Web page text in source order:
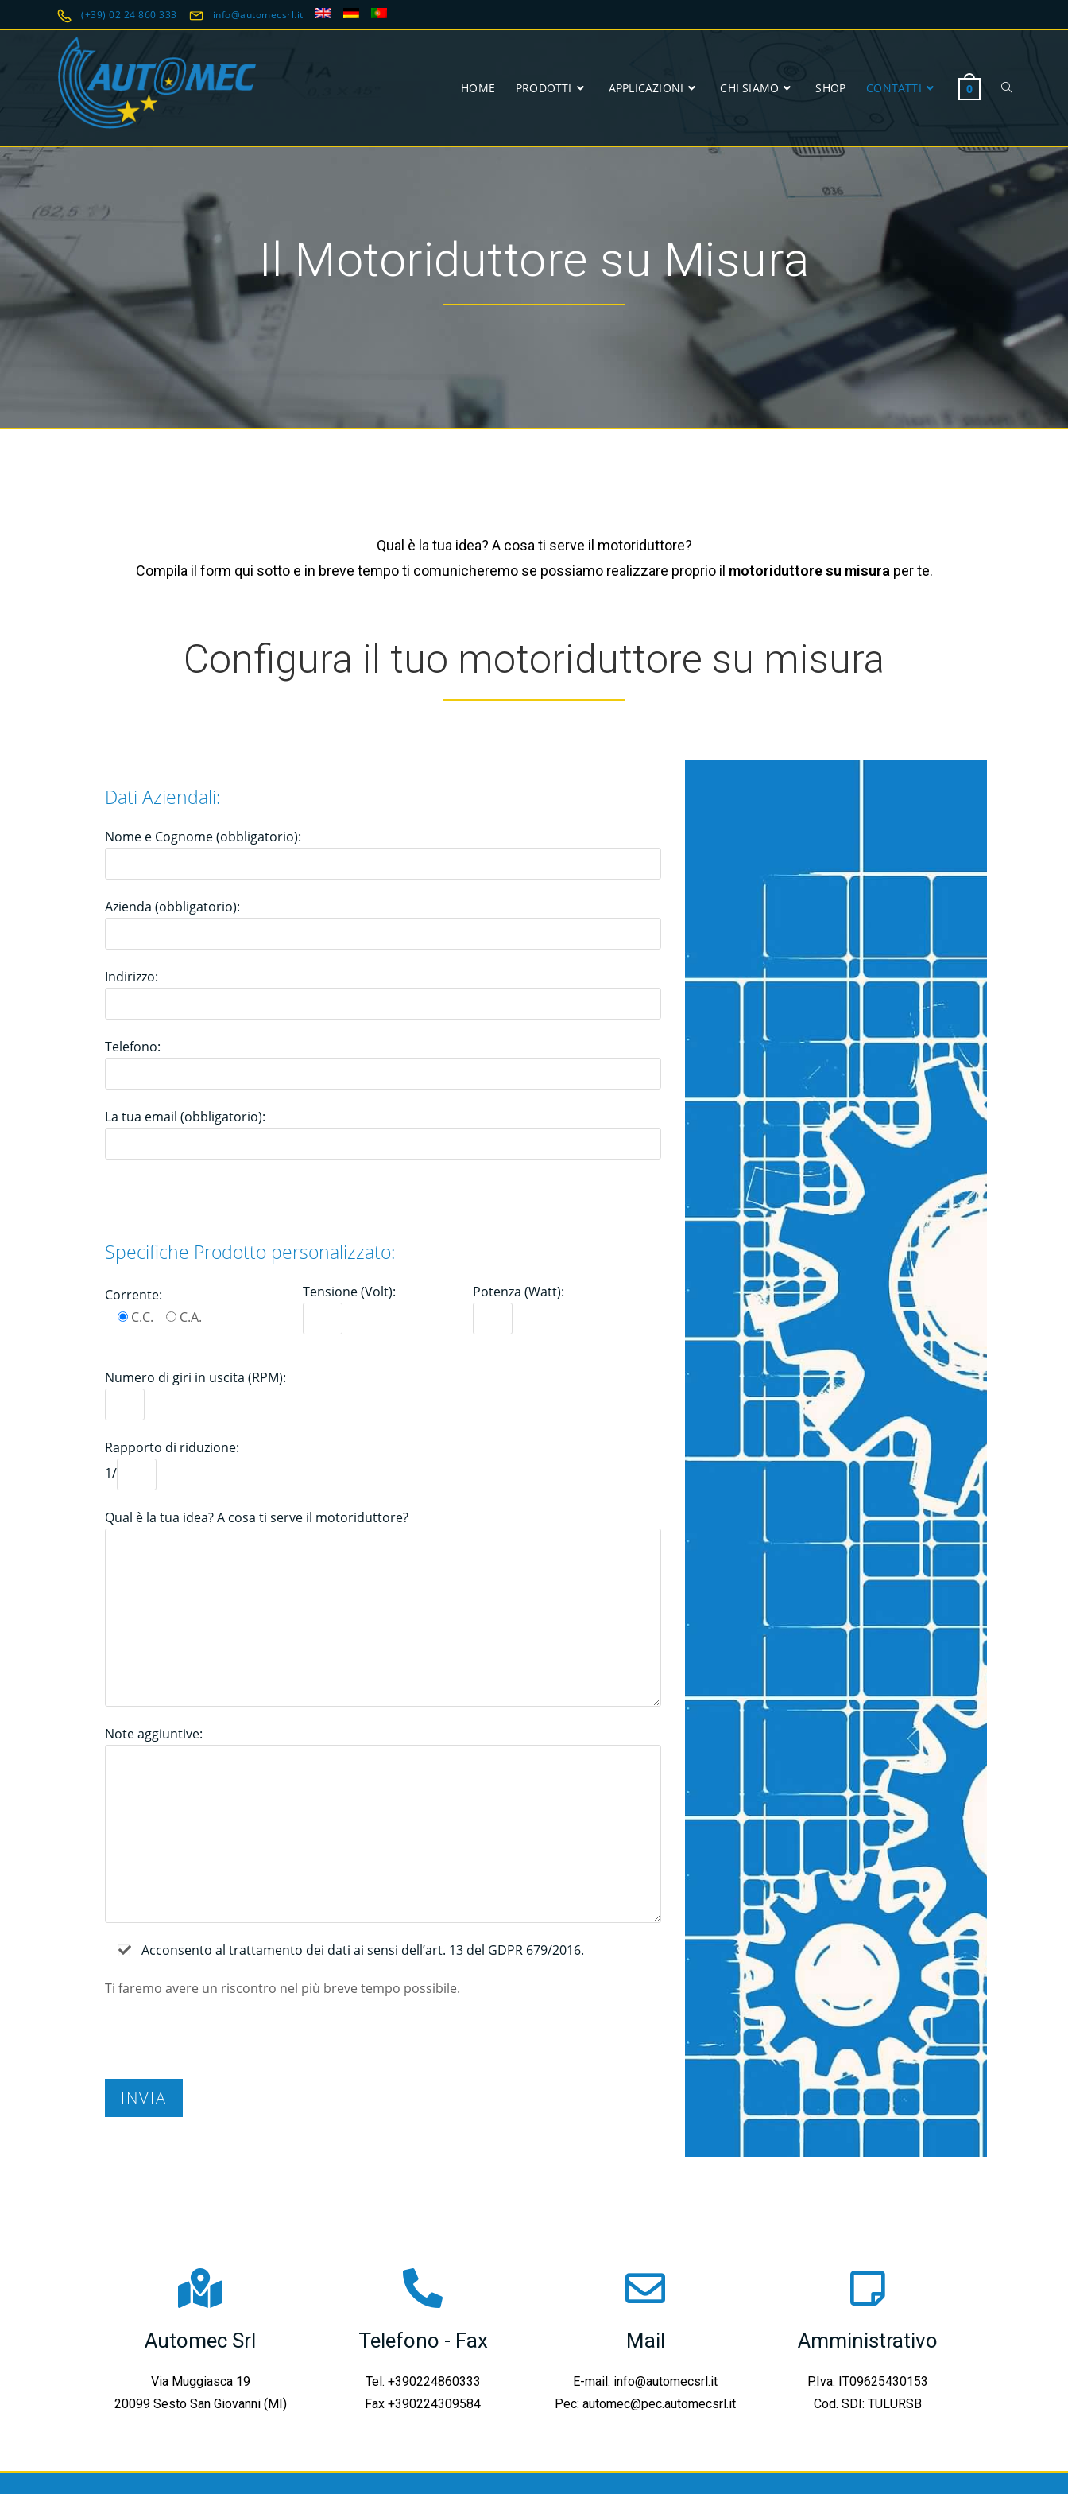
(+39) 02 24 860 333 info@automecsrl.it
HOME PRODOTTI APPLICAZIONI CHI SIAMO SHOP CONTATTI 0
Il Motoriduttore su Misura
Qual è la tua idea? A cosa ti serve il motoriduttore?
Compila il form qui sotto e in breve tempo ti comunicheremo se possiamo realizzare proprio il motoriduttore su misura per te.
Configura il tuo motoriduttore su misura
Dati Aziendali:
Nome e Cognome (obbligatorio):
Azienda (obbligatorio):
Indirizzo:
Telefono:
La tua email (obbligatorio):
Specifiche Prodotto personalizzato:
Corrente:
C.C.
C.A.
Tensione (Volt): Potenza (Watt):
Numero di giri in uscita (RPM):
Rapporto di riduzione:
1/
Qual è la tua idea? A cosa ti serve il motoriduttore?
Note aggiuntive:
Acconsento al trattamento dei dati ai sensi dell’art. 13 del GDPR 679/2016.
Ti faremo avere un riscontro nel più breve tempo possibile.
Automec Srl
Via Muggiasca 19
20099 Sesto San Giovanni (MI)
Telefono - Fax
Tel. +390224860333
Fax +390224309584
Mail
E-mail: info@automecsrl.it
Pec: automec@pec.automecsrl.it
Amministrativo
P.Iva: IT09625430153
Cod. SDI: TULURSB